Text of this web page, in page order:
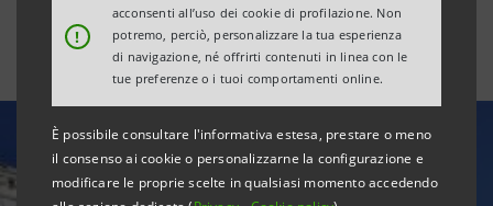
!
acconsenti all’uso dei cookie di profilazione. Non
potremo, perciò, personalizzare la tua esperienza
di navigazione, né offrirti contenuti in linea con le
tue preferenze o i tuoi comportamenti online.
È possibile consultare l'informativa estesa, prestare o meno
il consenso ai cookie o personalizzarne la configurazione e
modificare le proprie scelte in qualsiasi momento accedendo